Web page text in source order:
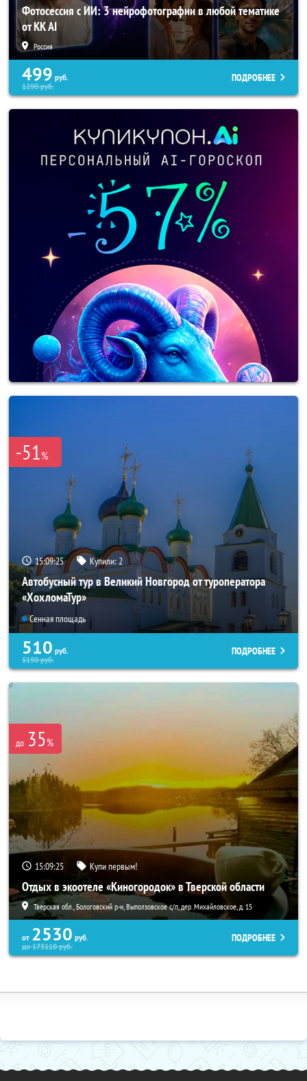
Фотосессия с ИИ: 3 нейрофотографии в любой тематике
от KK AI
Россия
499 руб.
1290руб.
ПОДРОБНЕЕ
-51%
15:09:22 Купили: 2
Автобусный тур в Великий Новгород от туроператора
«ХохломаТур»
Сенная площадь
510 руб.
5190руб.
ПОДРОБНЕЕ
до 35%
15:09:22 Купи первым!
Отдых в экоотеле «Киногородок» в Тверской области
Тверская обл., Бологовский р-н, Выползовское с/п, дер. Михайловское, д. 15
от 2530 руб.
до173110руб.
ПОДРОБНЕЕ